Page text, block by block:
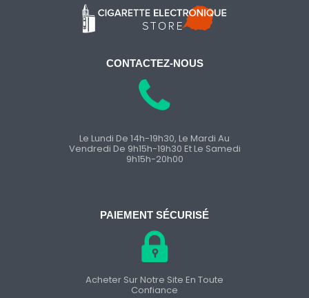
CONTACTEZ-NOUS
Le Lundi De 14h-19h30, Le Mardi Au
Vendredi De 9h15h-19h30 Et Le Samedi
9h15h-20h00
PAIEMENT SÉCURISÉ
Acheter Sur Notre Site En Toute
Confiance